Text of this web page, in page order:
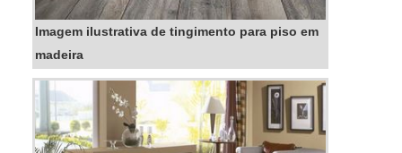
Imagem ilustrativa de tingimento para piso em
madeira